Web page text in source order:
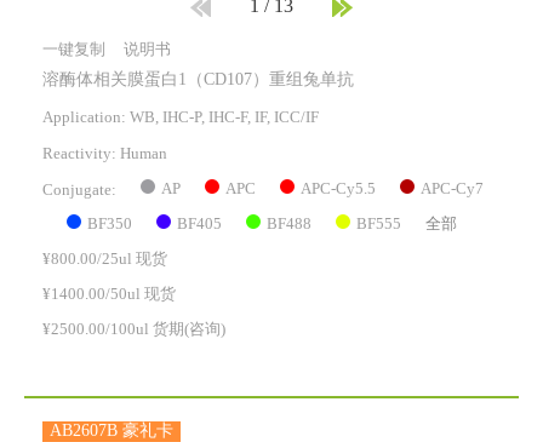
1 / 13
一键复制 说明书
溶酶体相关膜蛋白1（CD107）重组兔单抗
Application: WB, IHC-P, IHC-F, IF, ICC/IF
Reactivity: Human
Conjugate: AP APC APC-Cy5.5 APC-Cy7
BF350 BF405 BF488 BF555 全部
¥800.00/25ul 现货
¥1400.00/50ul 现货
¥2500.00/100ul 货期(咨询)
AB2607B 豪礼卡